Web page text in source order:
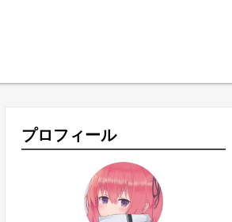
プロフィール